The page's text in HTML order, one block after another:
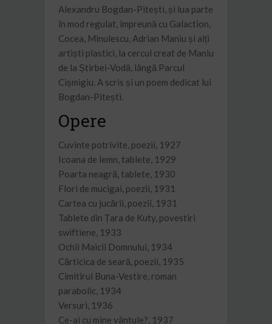
Alexandru Bogdan-Pitești, și lua parte
în mod regulat, împreună cu Galaction,
Cocea, Minulescu, Adrian Maniu și alți
artiști plastici, la cercul creat de Maniu
de la Știrbei-Vodă, lângă Parcul
Cișmigiu. A scris și un poem dedicat lui
Bogdan-Pitești.
Opere
Cuvinte potrivite, poezii, 1927
Icoana de lemn, tablete, 1929
Poarta neagră, tablete, 1930
Flori de mucigai, poezii, 1931
Cartea cu jucării, poezii, 1931
Tablete din Țara de Kuty, povestiri
swiftiene, 1933
Ochii Maicii Domnului, 1934
Cărticica de seară, poezii, 1935
Cimitirul Buna-Vestire, roman
parabolic, 1934
Versuri, 1936
Ce-ai cu mine vântule?, 1937